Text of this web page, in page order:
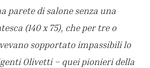
parete di salone senza una
(140 x 75), che per tre o
sopportato impassibili lo
Olivetti – quei pionieri della